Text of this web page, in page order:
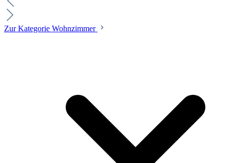
Zur Kategorie Wohnzimmer